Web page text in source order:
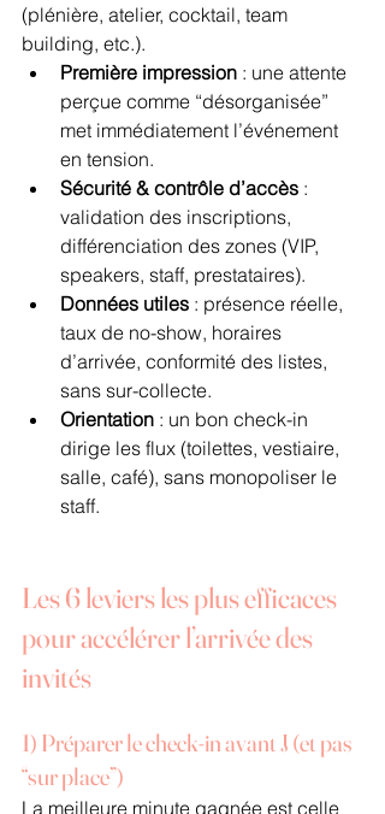
(plénière, atelier, cocktail, team
building, etc.).
Première impression : une attente
perçue comme “désorganisée”
met immédiatement l’événement
en tension.
Sécurité & contrôle d’accès :
validation des inscriptions,
différenciation des zones (VIP,
speakers, staff, prestataires).
Données utiles : présence réelle,
taux de no-show, horaires
d’arrivée, conformité des listes,
sans sur-collecte.
Orientation : un bon check-in
dirige les flux (toilettes, vestiaire,
salle, café), sans monopolis­er le
staff.
Les 6 leviers les plus efficaces
pour accélérer l’arrivée des
invités
1) Préparer le check-in avant J (et pas
“sur place”)
La meilleure minute gagnée est celle